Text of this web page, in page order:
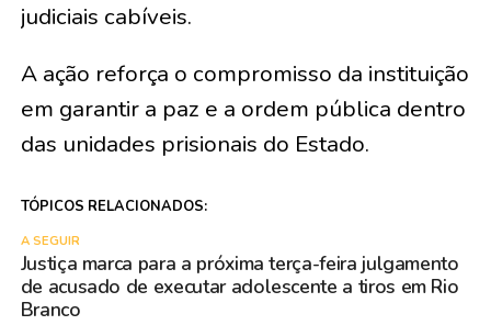
judiciais cabíveis.
A ação reforça o compromisso da instituição
em garantir a paz e a ordem pública dentro
das unidades prisionais do Estado.
TÓPICOS RELACIONADOS:
A SEGUIR
Justiça marca para a próxima terça-feira julgamento
de acusado de executar adolescente a tiros em Rio
Branco